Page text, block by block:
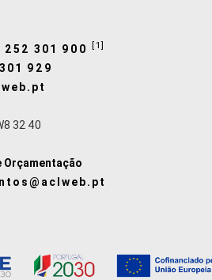
252 301 900 [1]
929
32 40
Orçamentação